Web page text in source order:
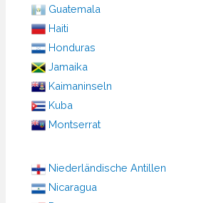
Guatemala
Haiti
Honduras
Jamaika
Kaimaninseln
Kuba
Montserrat
Niederländische Antillen
Nicaragua